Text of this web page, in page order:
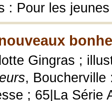
: Pour les jeunes
Gingras ;
, Boucherville
; 65|La Série